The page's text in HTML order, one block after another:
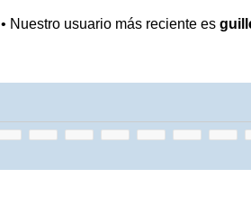
• Nuestro usuario más reciente es